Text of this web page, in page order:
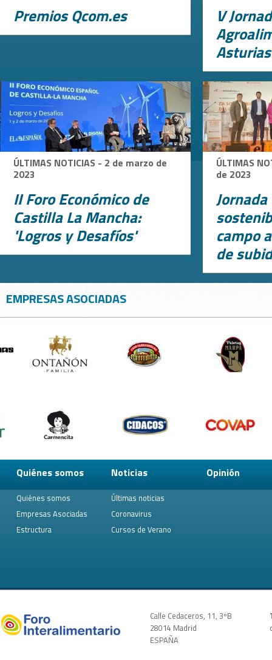
Premios Qcom.es V
Asturias
ÚLTIMAS NOTICIAS - 2 de marzo de
2023
II Foro Económico de
Castilla La Mancha:
'Logros y Desafíos'
ÚLTIMAS
de 2023
Jornada
campo
de
EMPRESAS ASOCIADAS
Quiénes somos
Quiénes somos
Empresas Asociadas
Estructura
Noticias
Últimas noticias
Coronavirus
Cursos de Verano
Opinión
Calle Cedaceros, 11, 3ºB
28014 Madrid
ESPAÑA